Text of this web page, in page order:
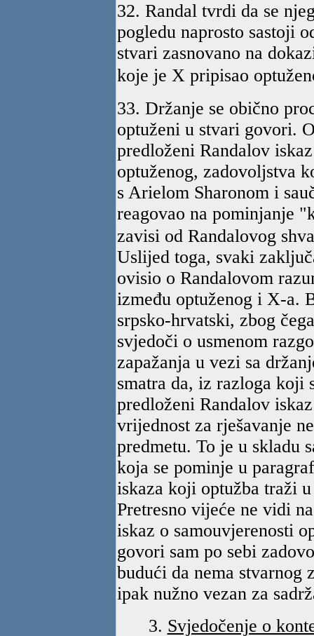
32. Randal tvrdi da se
pogledu naprosto sastoji
stvari zasnovano na
koje je X pripisao
33. Držanje se obično
optuženi u stvari govori.
predloženi Randalov
optuženog, zadovoljstva
s Arielom Sharonom i
reagovao na pominjanje
zavisi od Randalovog
Uslijed toga, svaki
ovisio o Randalovom
između optuženog i X-a.
srpsko-hrvatski, zbog
svjedoči o usmenom
zapažanja u vezi sa
smatra da, iz razloga koji
predloženi Randalov
vrijednost za rješavanje
predmetu. To je u skladu
koja se pominje u
iskaza koji optužba traži
Pretresno vijeće ne vidi
iskaz o samouvjerenosti
govori sam po sebi
budući da nema stvarnog
ipak nužno vezan za
3. Svjedočenje o